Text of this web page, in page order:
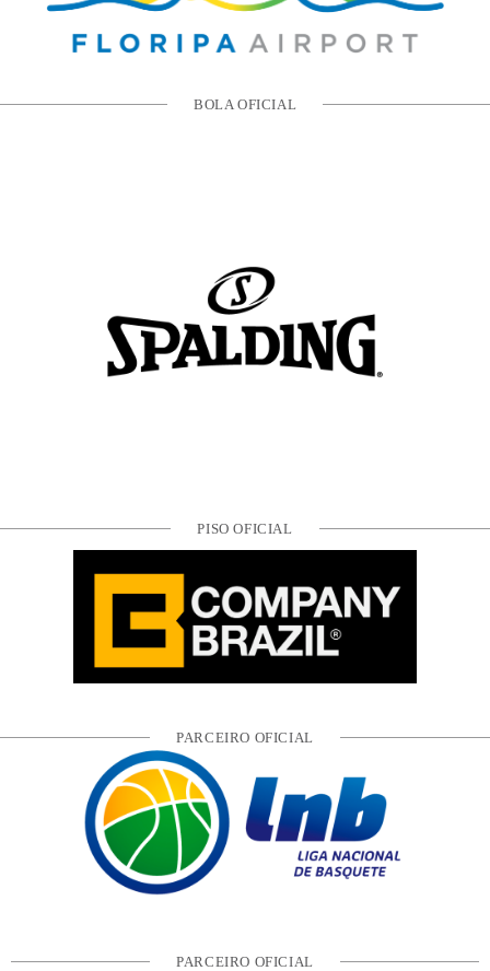
BOLA OFICIAL
PISO OFICIAL
PARCEIRO OFICIAL
PARCEIRO OFICIAL